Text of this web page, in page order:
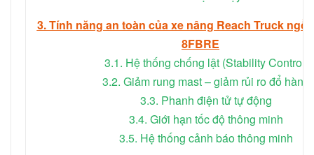
3. Tính năng an toàn của xe nâng Reach Truck ngồi
8FBRE
3.1. Hệ thống chống lật (Stability Control)
3.2. Giảm rung mast – giảm rủi ro đổ hàng
3.3. Phanh điện tử tự động
3.4. Giới hạn tốc độ thông minh
3.5. Hệ thống cảnh báo thông minh